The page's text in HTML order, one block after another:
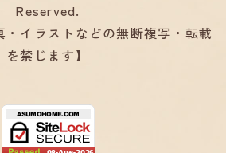
Reserved.
・イラストなどの無断複写・転載
を禁じます】